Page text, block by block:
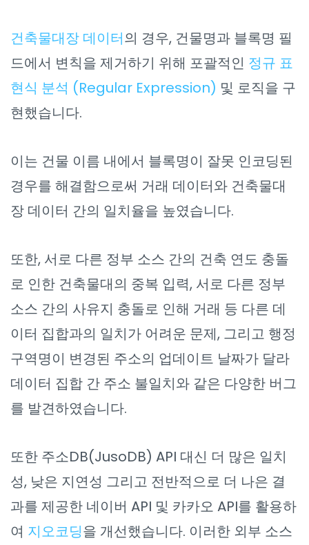
건축물대장 데이터의 경우, 건물명과 블록명 필
드에서 변칙을 제거하기 위해 포괄적인 정규 표
현식 분석 (Regular Expression) 및 로직을 구
현했습니다.
이는 건물 이름 내에서 블록명이 잘못 인코딩된
경우를 해결함으로써 거래 데이터와 건축물대
장 데이터 간의 일치율을 높였습니다.
또한, 서로 다른 정부 소스 간의 건축 연도 충돌
로 인한 건축물대의 중복 입력, 서로 다른 정부
소스 간의 사유지 충돌로 인해 거래 등 다른 데
이터 집합과의 일치가 어려운 문제, 그리고 행정
구역명이 변경된 주소의 업데이트 날짜가 달라
데이터 집합 간 주소 불일치와 같은 다양한 버그
를 발견하였습니다.
또한 주소DB(JusoDB) API 대신 더 많은 일치
성, 낮은 지연성 그리고 전반적으로 더 나은 결
과를 제공한 네이버 API 및 카카오 API를 활용하
여 지오코딩을 개선했습니다. 이러한 외부 소스